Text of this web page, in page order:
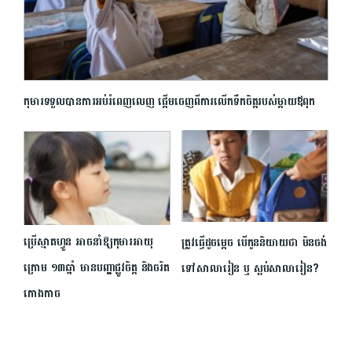
កុមារទទួលបានការអប់រំពេញលេញ ផ្តើមចេញពីការលើកទឹកចិត្តរបស់ម្តាយឪពុក
ប្រើស្មាតហ្វូន អាចនាំឱ្យកុមារអាយុ
ក្រោម ១៣ឆ្នាំ មានបញ្ហាផ្លូវចិត្ត និងចរិត
កោងកាច
ត្រូវ​ធ្វើ​ដូចម្តេច​ ​បើ​កូន​និយាយ​ថា​ ​មិន​ចង់​
ទៅ​សាលារៀន​ ​ឬ​ ស្អប់​សាលារៀន​?​